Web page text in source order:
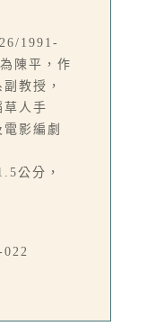
1991-
陳平，作
教授，
草人手
影編劇
公分，